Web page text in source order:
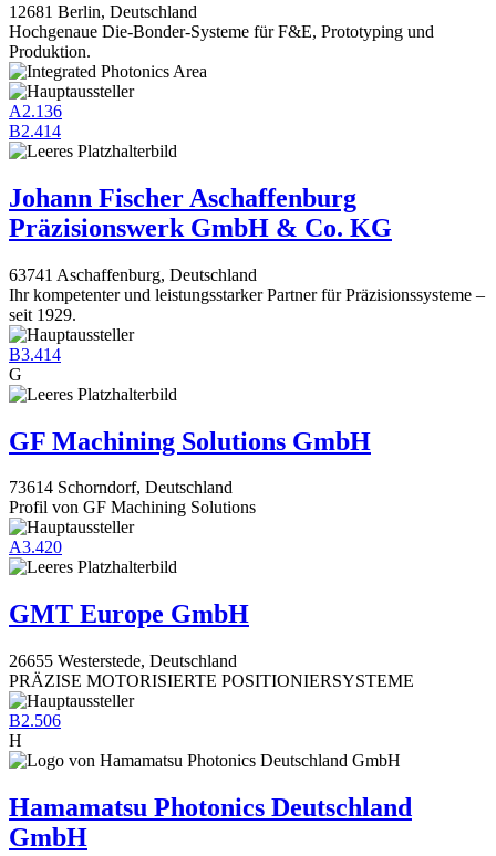
12681 Berlin, Deutschland
Hochgenaue Die-Bonder-Systeme für F&E, Prototyping und
Produktion.
A2.136
B2.414
Johann Fischer Aschaffenburg
Präzisionswerk GmbH & Co. KG
63741 Aschaffenburg, Deutschland
Ihr kompetenter und leistungsstarker Partner für Präzisionssysteme –
seit 1929.
B3.414
G
GF Machining Solutions GmbH
73614 Schorndorf, Deutschland
Profil von GF Machining Solutions
A3.420
GMT Europe GmbH
26655 Westerstede, Deutschland
PRÄZISE MOTORISIERTE POSITIONIERSYSTEME
B2.506
H
Hamamatsu Photonics Deutschland
GmbH